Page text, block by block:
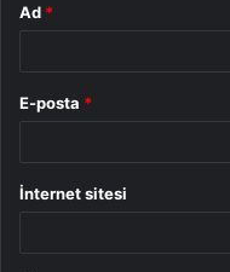
Ad *
E-posta *
İnternet sitesi